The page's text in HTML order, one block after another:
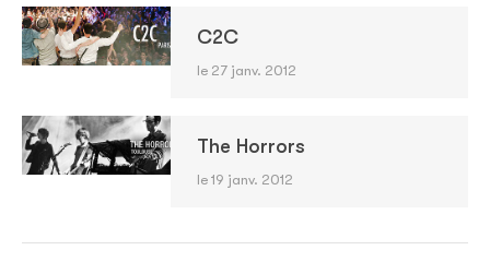
C2C
le 27 janv. 2012
The Horrors
le 19 janv. 2012